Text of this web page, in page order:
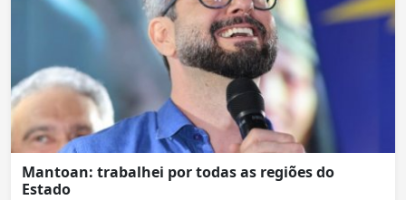
Mantoan: trabalhei por todas as regiões do
Estado